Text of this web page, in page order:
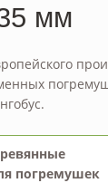
мм
погремушек